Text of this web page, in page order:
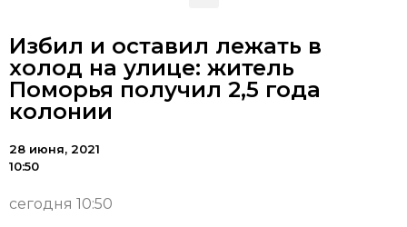
Избил и оставил лежать в
холод на улице: житель
Поморья получил 2,5 года
колонии
28 июня, 2021
10:50
сегодня 10:50